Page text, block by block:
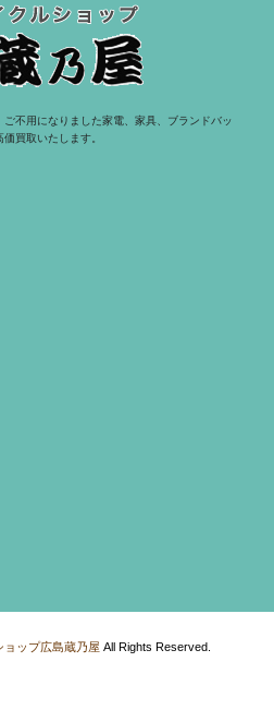
不用になりました家電、家具、ブランドバッ
買取いたします。
ョップ広島蔵乃屋 All Rights Reserved.